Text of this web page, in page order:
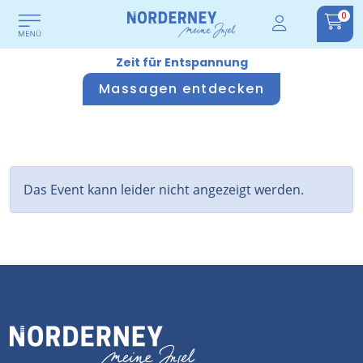
0
Zeit für Entspannung
Massagen entdecken
Das Event kann leider nicht angezeigt werden.